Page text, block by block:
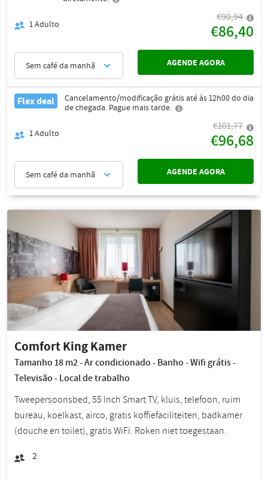
1Adulto
€90,94
€86,40
Sem café da manhã AGENDE AGORA
Flex deal
Cancelamento/modificação grátis até às 12h00 do dia
de chegada. Pague mais tarde.
1Adulto
€101,77
€96,68
Sem café da manhã AGENDE AGORA
Comfort King Kamer
Tamanho 18 m2 - Ar condicionado - Banho - Wifi grátis -
Televisão - Local de trabalho
Tweepersoonsbed, 55 Inch Smart TV, kluis, telefoon, ruim
bureau, koelkast, airco, gratis koffiefaciliteiten, badkamer
(douche en toilet), gratis WiFi. Roken niet toegestaan.
2